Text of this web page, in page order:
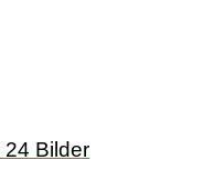
24 Bilder